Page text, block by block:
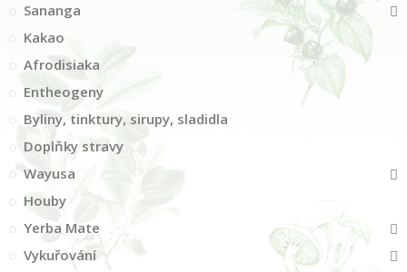
Sananga
Kakao
Afrodisiaka
Entheogeny
Byliny, tinktury, sirupy, sladidla
Doplňky stravy
Wayusa
Houby
Yerba Mate
Vykuřování